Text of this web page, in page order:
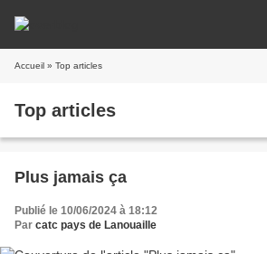
Accueil » Top articles
Top articles
Plus jamais ça
Publié le 10/06/2024 à 18:12
Par catc pays de Lanouaille